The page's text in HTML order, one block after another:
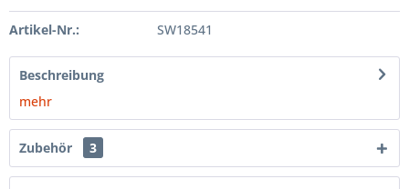
Artikel-Nr.: SW18541
Beschreibung
mehr
Zubehör 3